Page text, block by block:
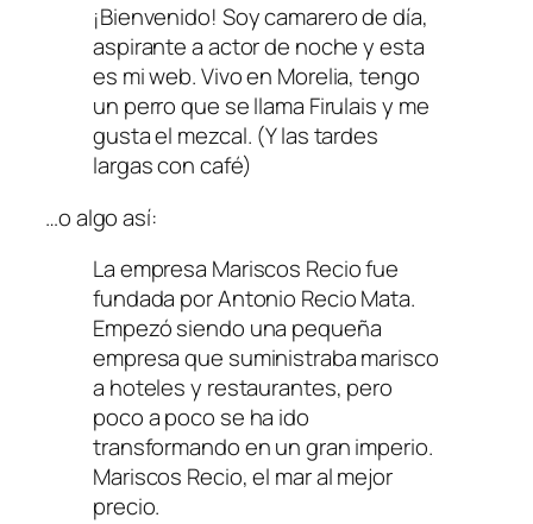
¡Bienvenido! Soy camarero de día,
aspirante a actor de noche y esta
es mi web. Vivo en Morelia, tengo
un perro que se llama Firulais y me
gusta el mezcal. (Y las tardes
largas con café)
…o algo así:
La empresa Mariscos Recio fue
fundada por Antonio Recio Mata.
Empezó siendo una pequeña
empresa que suministraba marisco
a hoteles y restaurantes, pero
poco a poco se ha ido
transformando en un gran imperio.
Mariscos Recio, el mar al mejor
precio.